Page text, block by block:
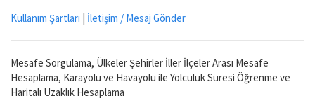
Kullanım Şartları | İletişim / Mesaj Gönder
Mesafe Sorgulama, Ülkeler Şehirler İller İlçeler Arası Mesafe
Hesaplama, Karayolu ve Havayolu ile Yolculuk Süresi Öğrenme ve
Haritalı Uzaklık Hesaplama